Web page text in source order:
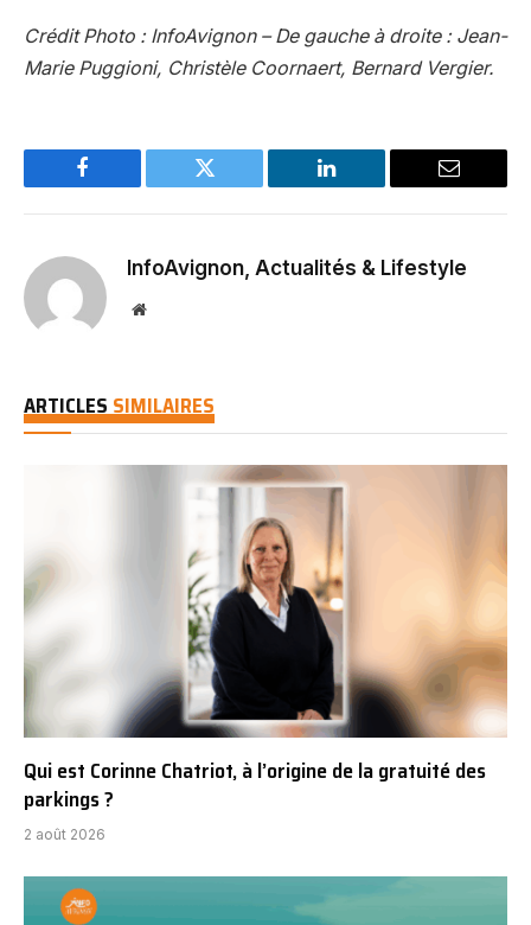
Crédit Photo : InfoAvignon – De gauche à droite : Jean-
Marie Puggioni, Christèle Coornaert, Bernard Vergier.
Facebook Twitter LinkedIn Email
InfoAvignon, Actualités & Lifestyle
Website
ARTICLESSIMILAIRES
Qui est Corinne Chatriot, à l’origine de la gratuité des
parkings ?
2 août 2026